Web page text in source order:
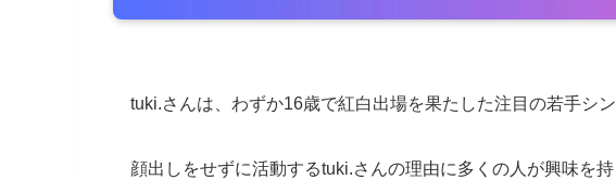
tuki.さんは、わずか16歳で紅白出場を果たした注目の若手シ
顔出しをせずに活動するtuki.さんの理由に多くの人が興味を持